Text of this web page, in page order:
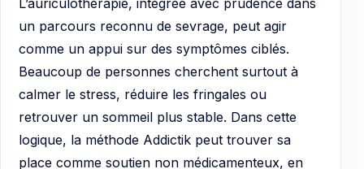
L’auriculothérapie, intégrée avec prudence dans
un parcours reconnu de sevrage, peut agir
comme un appui sur des symptômes ciblés.
Beaucoup de personnes cherchent surtout à
calmer le stress, réduire les fringales ou
retrouver un sommeil plus stable. Dans cette
logique, la méthode Addictik peut trouver sa
place comme soutien non médicamenteux, en